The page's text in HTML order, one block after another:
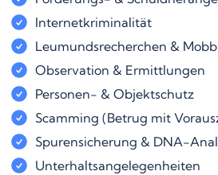
Internetkriminalität
Leumundsrecherchen &
Observation & Ermittlungen
Personen- & Objektschutz
Scamming (Betrug mit
Spurensicherung & DNA-
Unterhaltsangelegenheiten